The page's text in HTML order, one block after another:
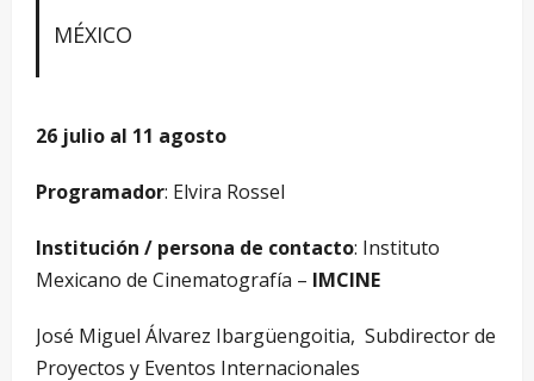
MÉXICO
26 julio al 11 agosto
Programador: Elvira Rossel
Institución / persona de contacto: Instituto
Mexicano de Cinematografía – IMCINE
José Miguel Álvarez Ibargüengoitia, Subdirector de
Proyectos y Eventos Internacionales